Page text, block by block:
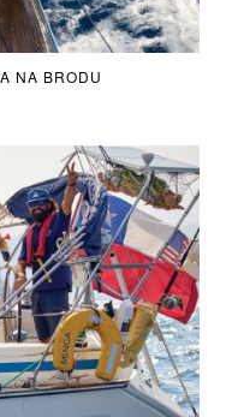
NA BRODU